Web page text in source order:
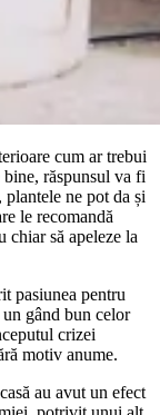
cum ar trebui
bine, răspunsul va fi
ne pot da și
le recomandă
chiar să apeleze la
pasiunea pentru
un gând bun celor
crizei
motiv anume.
au avut un efect